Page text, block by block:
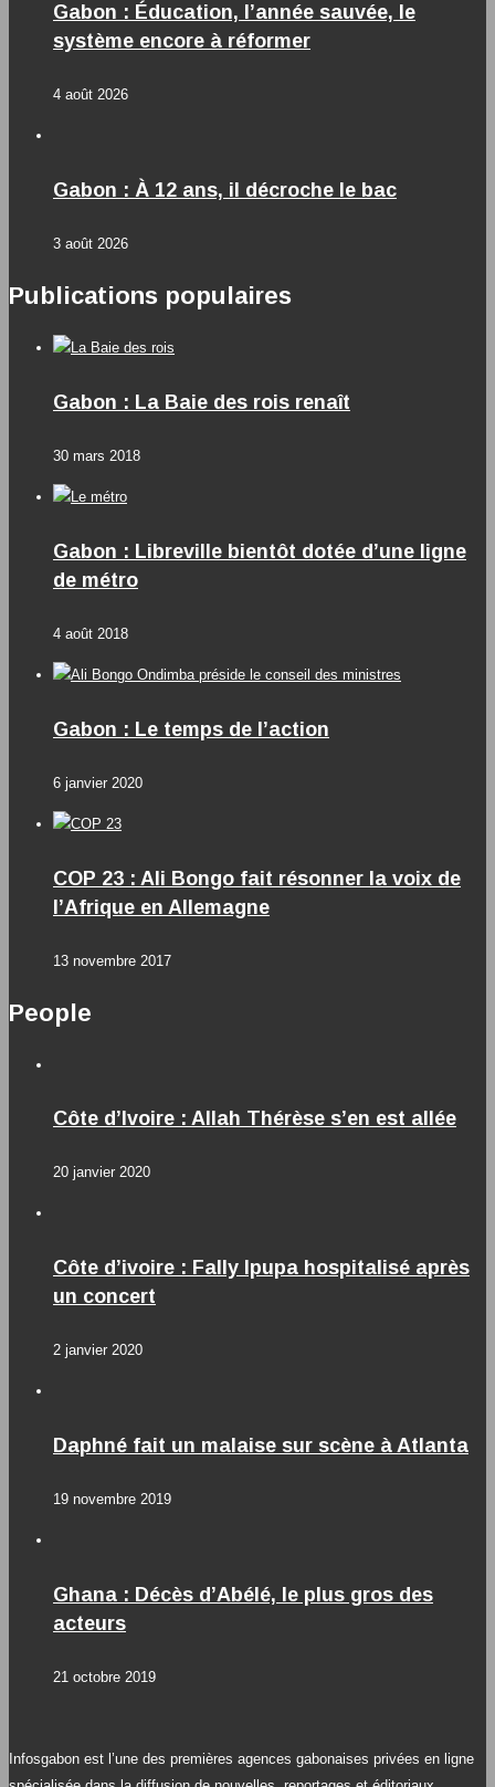
Gabon : Éducation, l’année sauvée, le
système encore à réformer
4 août 2026
Gabon : À 12 ans, il décroche le bac
3 août 2026
Publications populaires
Gabon : La Baie des rois renaît
30 mars 2018
Gabon : Libreville bientôt dotée d’une ligne
de métro
4 août 2018
Gabon : Le temps de l’action
6 janvier 2020
COP 23 : Ali Bongo fait résonner la voix de
l’Afrique en Allemagne
13 novembre 2017
People
Côte d’Ivoire : Allah Thérèse s’en est allée
20 janvier 2020
Côte d’ivoire : Fally Ipupa hospitalisé après
un concert
2 janvier 2020
Daphné fait un malaise sur scène à Atlanta
19 novembre 2019
Ghana : Décès d’Abélé, le plus gros des
acteurs
21 octobre 2019
Infosgabon est l’une des premières agences gabonaises privées en ligne